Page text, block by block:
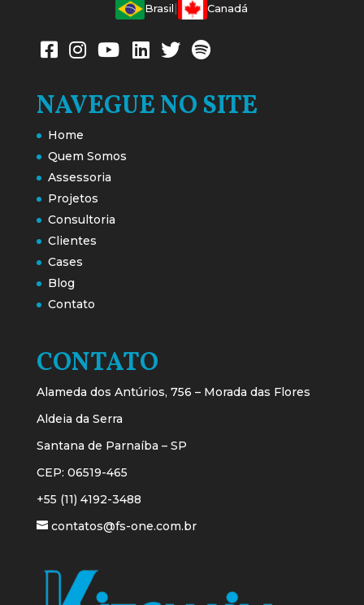
Brasil| Canadá
NAVEGUE NO SITE
Home
Quem Somos
Assessoria
Projetos
Consultoria
Clientes
Cases
Blog
Contato
CONTATO
Alameda dos Antúrios, 756 – Morada das Flores
Aldeia da Serra
Santana de Parnaíba – SP
CEP: 06519-465
+55 (11) 4192-3488
contatos@fs-one.com.br